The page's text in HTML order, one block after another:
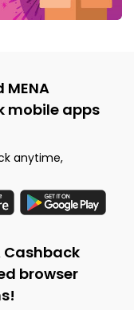
mobile apps
anytime,
Cashback
browser